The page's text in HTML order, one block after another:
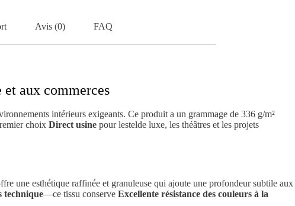
Avis (0) FAQ
aux commerces
intérieurs exigeants. Ce produit a un grammage de 336 g/m²
choix Direct usine pour lestelde luxe, les théâtres et les projets
une esthétique raffinée et granuleuse qui ajoute une profondeur subtile aux
technique—ce tissu conserve Excellente résistance des couleurs à la